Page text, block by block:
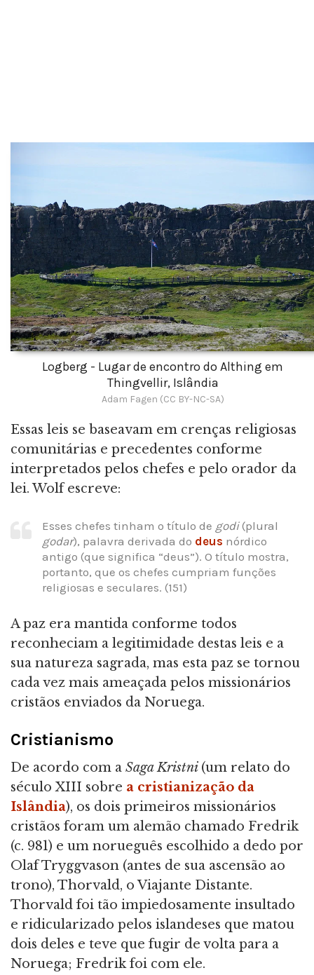
Logberg - Lugar de encontro do Althing em
Thingvellir, Islândia
Adam Fagen (CC BY-NC-SA)
Essas leis se baseavam em crenças religiosas
comunitárias e precedentes conforme
interpretados pelos chefes e pelo orador da
lei. Wolf escreve:
Esses chefes tinham o título de godi(plural
godar), palavra derivada do deus nórdico
antigo (que significa “deus”). O título mostra,
portanto, que os chefes cumpriam funções
religiosas e seculares. (151)
A paz era mantida conforme todos
reconheciam a legitimidade destas leis e a
sua natureza sagrada, mas esta paz se tornou
cada vez mais ameaçada pelos missionários
cristãos enviados da Noruega.
Cristianismo
De acordo com a Saga Kristni (um relato do
século XIII sobre a cristianização da
Islândia), os dois primeiros missionários
cristãos foram um alemão chamado Fredrik
(c. 981) e um norueguês escolhido a dedo por
Olaf Tryggvason (antes de sua ascensão ao
trono), Thorvald, o Viajante Distante.
Thorvald foi tão impiedosamente insultado
e ridicularizado pelos islandeses que matou
dois deles e teve que fugir de volta para a
Noruega; Fredrik foi com ele.